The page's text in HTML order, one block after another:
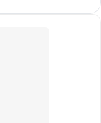
करना स्वीकार